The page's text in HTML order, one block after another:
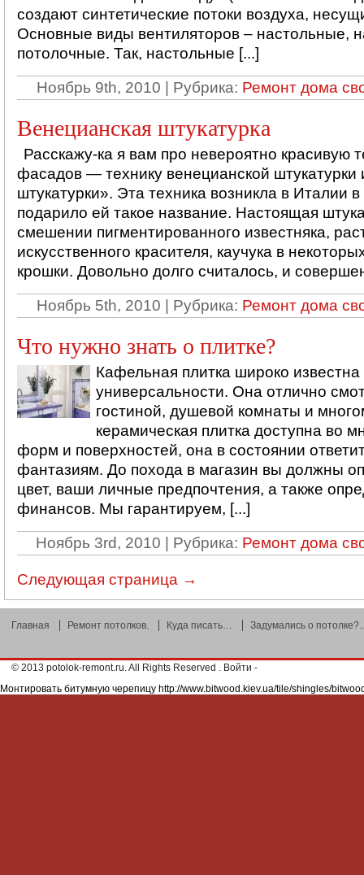
создают синтетические потоки воздуха,
Основные виды вентиляторов – настольные,
потолочные. Так, настольные [...]
Ноябрь 9th, 2010 | Рубрика: Ремонт дома
Венецианская штукатурка
Расскажу-ка я вам про невероятно красивую
фасадов — технику венецианской штукатурки
штукатурки». Эта техника возникла в Италии в
подарило ей такое название. Настоящая
смешении пигментированного известняка,
искусственного красителя, каучука в
крошки. Довольно долго считалось, и
Ноябрь 5th, 2010 | Рубрика: Ремонт дома
Что нужно знать о плитке?
Кафельная плитка широко известна
универсальности. Она отлично
гостиной, душевой комнаты и
керамическая плитка доступна во
форм и поверхностей, она в состоянии
фантазиям. До похода в магазин вы должны
цвет, ваши личные предпочтения, а также
финансов. Мы гарантируем, [...]
Ноябрь 3rd, 2010 | Рубрика: Ремонт дома
Следующая страница →
Главная Ремонт потолков. Куда писать… Задумались о потолке?..
© 2013 potolok-remont.ru. All Rights Reserved . Войти -
Монтировать битумную черепицу http://www.bitwood.kiev.ua/tile/shingles/